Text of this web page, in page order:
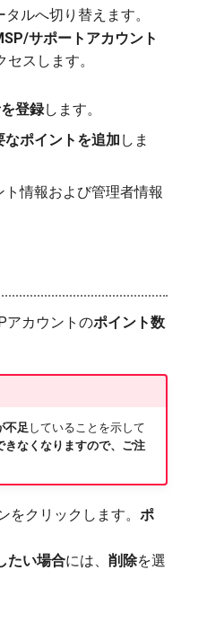
ルへ切り替えます。
サポートアカウント
セスします。
登録します。
なポイントを追加 しま
情報および管理者情報
アカウントのポイント数
不足していることを示して
なくなりますので、ご注
をクリックします。 ポ
たい場合には、 削除を選